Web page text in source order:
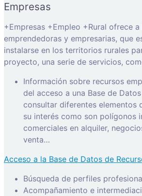
Empresas
+Empresas +Empleo +Rural ofrece
emprendedoras y empresarias, que
instalarse en los territorios rurales
proyecto, una serie de servicios,
Información sobre recursos
del acceso a una Base de
consultar diferentes elementos
su interés como son polígonos
comerciales en alquiler,
venta…
Acceso a la Base de Datos de
Búsqueda de perfiles
Acompañamiento e